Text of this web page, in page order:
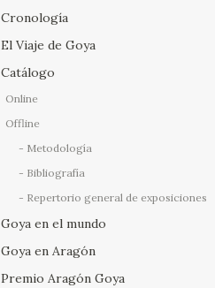
Cronología
El Viaje de Goya
Catálogo
Online
Offline
Metodología
Bibliografía
Repertorio general de exposiciones
Goya en el mundo
Goya en Aragón
Premio Aragón Goya